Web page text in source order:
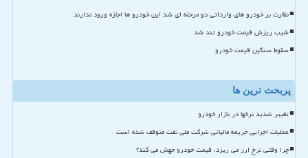
نظارت بر خودرو های وارداتی دو مرحله ای شد این خودرو ها اجازه ورود ندارند
شیب ریزش قیمت خودرو تند شد
سقوط سنگین قیمت خودرو
پربحث ترین ها
تغییر شدید نرخها در بازار خودرو
عملیات اجرایی جریمه مالیاتی شرکت ملی نفت متوقف شده است
چرا وقتی نرخ ارز می ریزد، قیمت خودرو جهش می کند؟